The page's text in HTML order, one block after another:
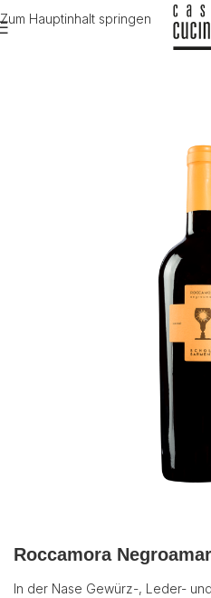
Zum Hauptinhalt springen
Roccamora
In der Nase Gewürz-, Leder-